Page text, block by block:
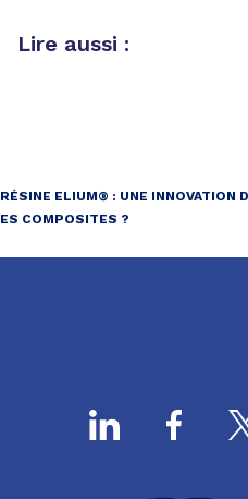
Lire aussi :
RÉSINE ELIUM® : UNE INNOVATION
ES COMPOSITES ?